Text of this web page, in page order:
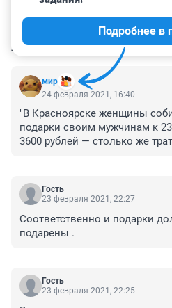
КОММЕНТАРИИ 21
мир
Подробнее в
24 февраля 2021, 16:40
"В Красноярске женщины
подарки своим мужчинам к
3600 рублей — столько же
SuperJob." А откуда деньги у
москвичек на подарки за 3600
только ищут? Это сайт поиска
Гость
23 февраля 2021, 22:27
Соответственно и подарки
подарены .
Гость
23 февраля 2021, 22:25